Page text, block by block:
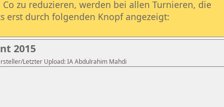
zu reduzieren, werden bei allen Turnieren, die
erst durch folgenden Knopf angezeigt:
2015
Letzter Upload: IA Abdulrahim Mahdi